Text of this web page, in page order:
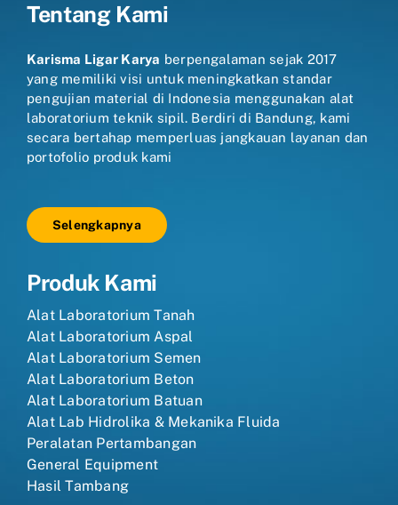
Tentang Kami
Karisma Ligar Karya berpengalaman sejak 2017
yang memiliki visi untuk meningkatkan standar
pengujian material di Indonesia menggunakan alat
laboratorium teknik sipil. Berdiri di Bandung, kami
secara bertahap memperluas jangkauan layanan dan
portofolio produk kami
Selengkapnya
Produk Kami
Alat Laboratorium Tanah
Alat Laboratorium Aspal
Alat Laboratorium Semen
Alat Laboratorium Beton
Alat Laboratorium Batuan
Alat Lab Hidrolika & Mekanika Fluida
Peralatan Pertambangan
General Equipment
Hasil Tambang